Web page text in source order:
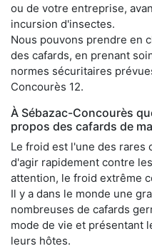
ou de votre entreprise,
incursion d'insectes.
Nous pouvons prendre en
des cafards, en prenant
normes sécuritaires
Concourès 12.
À Sébazac-Concourès
propos des cafards de
Le froid est l'une des rares
d'agir rapidement contre
attention, le froid extrême
Il y a dans le monde une
nombreuses de cafards
mode de vie et présentant
leurs hôtes.